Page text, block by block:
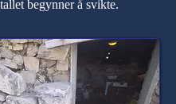
begynner å svikte.